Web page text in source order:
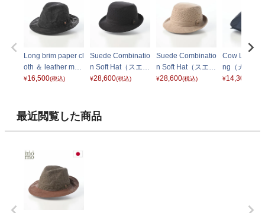
Long brim paper cl
oth ＆ leather man
nish（ロングブリ
ュ） ブラック
¥16,500(税込)
Suede Combinatio
n Soft Hat（スエー
ド コンビネーショ
¥28,600(税込)
Suede Combinatio
n Soft Hat（スエー
ド コンビネーショ
¥28,600(税込)
Cow
ng（カウレ
ンチング）
¥14,300
最近閲覧した商品